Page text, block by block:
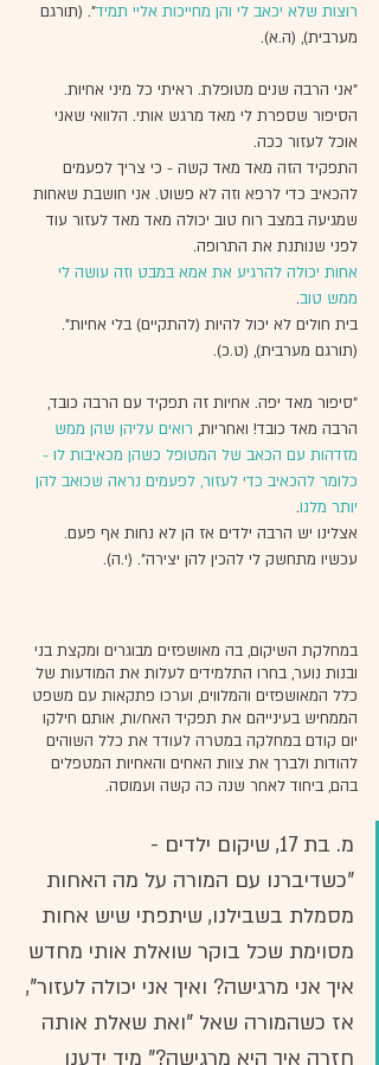
רוצות שלא יכאב לי והן מחייכות אליי תמיד". (תורגם
מערבית), (ה.א).
"אני הרבה שנים מטופלת. ראיתי כל מיני אחיות.
הסיפור שספרת לי מאד מרגש אותי. הלוואי שאני
אוכל לעזור ככה.
התפקיד הזה מאד מאד קשה - כי צריך לפעמים
להכאיב כדי לרפא וזה לא פשוט. אני חושבת שאחות
שמגיעה במצב רוח טוב יכולה מאד מאד לעזור עוד
לפני שנותנת את התרופה.
אחות יכולה להרגיע את אמא במבט וזה עושה לי
ממש טוב.
בית חולים לא יכול להיות (להתקיים) בלי אחיות".
(תורגם מערבית), (ט.כ).
"סיפור מאד יפה. אחיות זה תפקיד עם הרבה כובד,
הרבה מאד כובד! ואחריות, רואים עליהן שהן ממש
מזדהות עם הכאב של המטופל כשהן מכאיבות לו -
כלומר להכאיב כדי לעזור, לפעמים נראה שכואב להן
יותר מלנו.
אצלינו יש הרבה ילדים אז הן לא נחות אף פעם.
עכשיו מתחשק לי להכין להן יצירה". (י.ה).
במחלקת השיקום, בה מאושפזים מבוגרים ומקצת בני
ובנות נוער, בחרו התלמידים לעלות את המודעות של
כלל המאושפזים והמלווים, וערכו פתקאות עם משפט
הממחיש בעינייהם את תפקיד האח/ות, אותם חילקו
יום קודם במחלקה במטרה לעודד את כלל השוהים
להודות ולברך את צוות האחים והאחיות המטפלים
בהם, ביחוד לאחר שנה כה קשה ועמוסה.
מ. בת 17, שיקום ילדים -
"כשדיברנו עם המורה על מה האחות
מסמלת בשבילנו, שיתפתי שיש אחות
מסוימת שכל בוקר שואלת אותי מחדש
איך אני מרגישה? ואיך אני יכולה לעזור",
אז כשהמורה שאל "ואת שאלת אותה
חזרה איך היא מרגישה?" מיד ידענו